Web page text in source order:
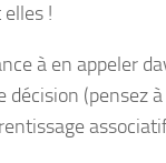
!
à en appeler
(pensez